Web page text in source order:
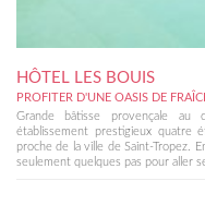
HÔTEL LES BOUIS
PROFITER D'UNE OASIS DE
Grande bâtisse provençale au
établissement prestigieux quatre
proche de la ville de Saint-Tropez.
seulement quelques pas pour aller